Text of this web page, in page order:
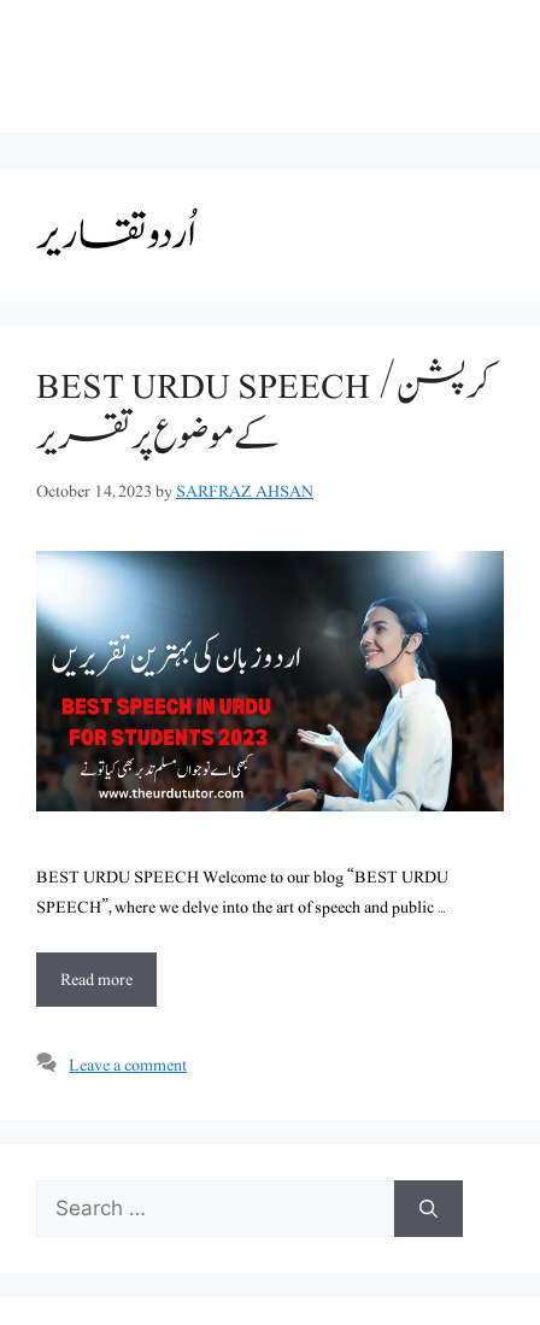
اُردو تقاریر
BEST URDU SPEECH /کرپشن
کے موضوع پر تقریر
October 14, 2023bySARFRAZ AHSAN
BEST URDU SPEECH Welcome to our blog “BEST URDU
SPEECH”, where we delve into the art of speech and public …
Read more
Leave a comment
Search
for: